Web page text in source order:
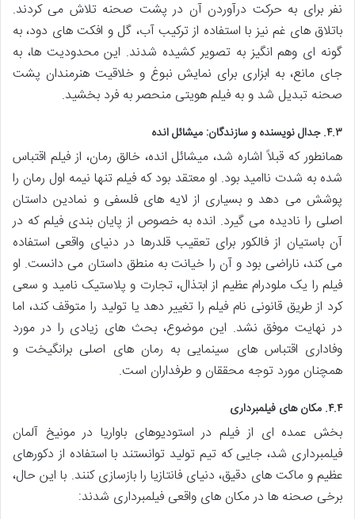
نفر برای به حرکت درآوردن آن در پشت صحنه تلاش می کردند.
باتلاق های غم نیز با استفاده از ترکیب آب، گل و افکت های دود، به
گونه ای وهم انگیز به تصویر کشیده شدند. این محدودیت ها، به
جای مانع، به ابزاری برای نمایش نبوغ و خلاقیت هنرمندان پشت
صحنه تبدیل شد و به فیلم هویتی منحصر به فرد بخشید.
۴.۳. جدال نویسنده و سازندگان: میشائل انده
همانطور که قبلاً اشاره شد، میشائل انده، خالق رمان، از فیلم اقتباس
شده به شدت ناامید بود. او معتقد بود که فیلم تنها نیمه اول رمان را
پوشش می دهد و بسیاری از لایه های فلسفی و نمادین داستان
اصلی را نادیده می گیرد. انده به خصوص از پایان بندی فیلم که در
آن باستیان از فالکور برای تعقیب قلدرها در دنیای واقعی استفاده
می کند، ناراضی بود و آن را خیانت به منطق داستان می دانست. او
فیلم را یک ملودرام عظیم از ابتذال، تجارت و پلاستیک نامید و سعی
کرد از طریق قانونی نام فیلم را تغییر دهد یا تولید را متوقف کند، اما
در نهایت موفق نشد. این موضوع، بحث های زیادی را در مورد
وفاداری اقتباس های سینمایی به رمان های اصلی برانگیخت و
همچنان مورد توجه محققان و طرفداران است.
۴.۴. مکان های فیلمبرداری
بخش عمده ای از فیلم در استودیوهای باواریا در مونیخ آلمان
فیلمبرداری شد، جایی که تیم تولید توانستند با استفاده از دکورهای
عظیم و ماکت های دقیق، دنیای فانتازیا را بازسازی کنند. با این حال،
برخی صحنه ها در مکان های واقعی فیلمبرداری شدند: